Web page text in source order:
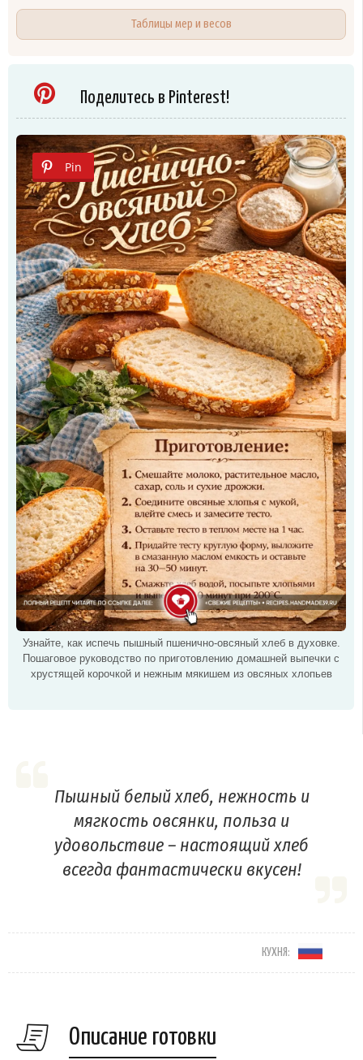
Таблицы мер и весов
Поделитесь в Pinterest!
Pin
Узнайте, как испечь пышный пшенично-овсяный хлеб в духовке.
Пошаговое руководство по приготовлению домашней выпечки с
хрустящей корочкой и нежным мякишем из овсяных хлопьев
Пышный белый хлеб, нежность и
мягкость овсянки, польза и
удовольствие – настоящий хлеб
всегда фантастически вкусен!
КУХНЯ:
Описание готовки